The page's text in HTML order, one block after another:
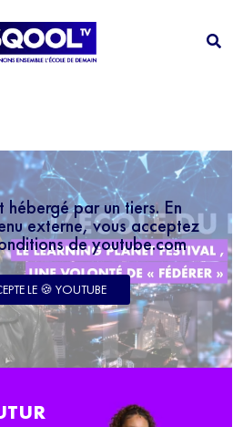
hébergé par un tiers. En
externe, vous acceptez
de youtube.com
LE 🍪 YOUTUBE